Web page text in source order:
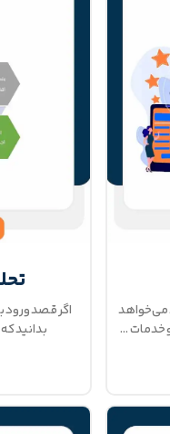
می‌خواهد
خدمات
اگر قصد ورود
بدانید